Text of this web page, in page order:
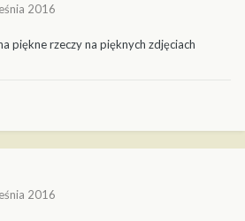
2016
piękne rzeczy na pięknych zdjęciach
2016